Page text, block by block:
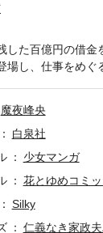
した百億円の借金
場し、仕事をめぐ
魔夜峰央
白泉社
少女マンガ
花とゆめコミ
Silky
仁義なき家政夫